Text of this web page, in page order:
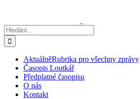
obsah
Hledat:
AktuálněRubrika pro všechny zprávy
Časopis Loutkář
Předplatné časopisu
O nás
Kontakt